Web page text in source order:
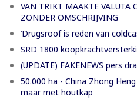
VAN TRIKT MAAKTE VALUTA
ZONDER OMSCHRIJVING
’Drugsroof is reden van
SRD 1800
(UPDATE) FAKENEWS pers
50.000 ha - China Zhong
maar met houtkap